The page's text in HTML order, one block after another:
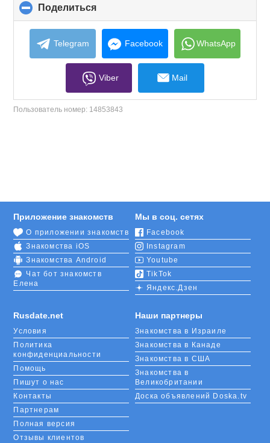
Поделиться
to
collapse
contents
Telegram Facebook WhatsApp
Viber Mail
Пользователь номер: 14853843
Rusdate.net
Условия
Политика
конфиденциальности
Помощь
Пишут о нас
Контакты
Партнерам
Полная версия
Отзывы клиентов
Приложение знакомств
О приложении знакомств
Знакомства iOS
Знакомства Android
Чат бот знакомств
Елена
Мы в соц. сетях
Facebook
Instagram
Youtube
TikTok
Яндекс.Дзен
Наши партнеры
Знакомства в Израиле
Знакомства в Канаде
Знакомства в США
Знакомства в
Великобритании
Доска объявлений Doska.tv